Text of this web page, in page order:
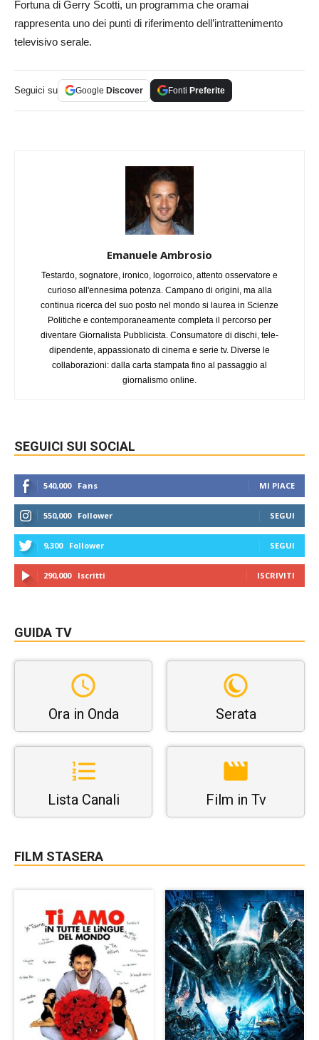
Fortuna di Gerry Scotti, un programma che oramai
rappresenta uno dei punti di riferimento dell’intrattenimento
televisivo serale.
Seguici su Google Discover Fonti Preferite
Emanuele Ambrosio
Testardo, sognatore, ironico, logorroico, attento osservatore e
curioso all'ennesima potenza. Campano di origini, ma alla
continua ricerca del suo posto nel mondo si laurea in Scienze
Politiche e contemporaneamente completa il percorso per
diventare Giornalista Pubblicista. Consumatore di dischi, tele-
dipendente, appassionato di cinema e serie tv. Diverse le
collaborazioni: dalla carta stampata fino al passaggio al
giornalismo online.
SEGUICI SUI SOCIAL
540,000 Fans MI PIACE
550,000 Follower SEGUI
9,300 Follower SEGUI
290,000 Iscritti ISCRIVITI
GUIDA TV
Ora in Onda Serata
Lista Canali Film in Tv
FILM STASERA